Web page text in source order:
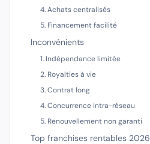
4. Achats centralisés
5. Financement facilité
Inconvénients
1. Indépendance limitée
2. Royalties à vie
3. Contrat long
4. Concurrence intra-réseau
5. Renouvellement non garanti
Top franchises rentables 2026